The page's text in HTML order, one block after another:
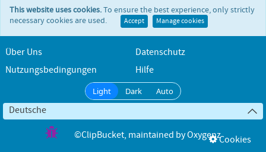
This website uses cookies.To ensure the best experience, only strictly
necessary cookies are used.
Accept Manage cookies
Über Uns
Datenschutz
Nutzungsbedingungen
Hilfe
Light Dark Auto
Deutsche
©ClipBucket, maintained byOxygenzCookies